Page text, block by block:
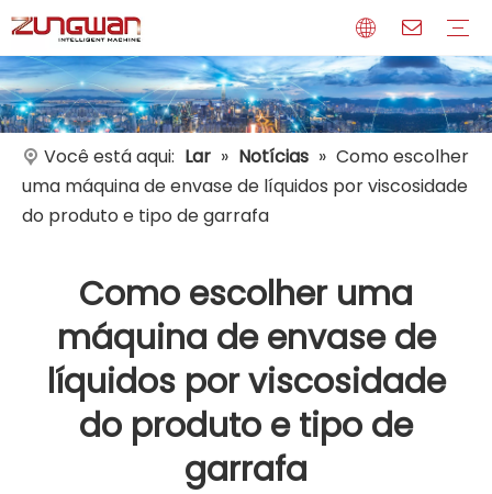
Você está aqui: Lar » Notícias » Como escolher
uma máquina de envase de líquidos por viscosidade
do produto e tipo de garrafa
Como escolher uma
máquina de envase de
líquidos por viscosidade
do produto e tipo de
garrafa